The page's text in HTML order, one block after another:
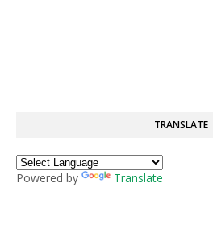
TRANSLATE
Powered by Translate